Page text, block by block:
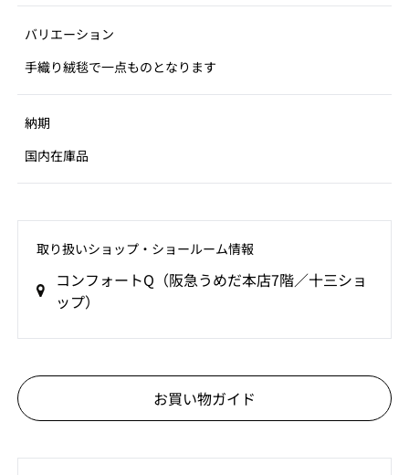
バリエーション
手織り絨毯で一点ものとなります
納期
国内在庫品
取り扱いショップ‧ショールーム情報
コンフォートQ（阪急うめだ本店7階／十三ショ
ップ）
お買い物ガイド